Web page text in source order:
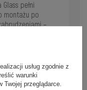
pełni
montażu po
–
usług zgodnie z
warunki
Twojej przeglądarce.